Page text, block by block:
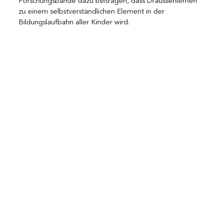
zu einem selbstverständlichen Element in der
Bildungslaufbahn aller Kinder wird.